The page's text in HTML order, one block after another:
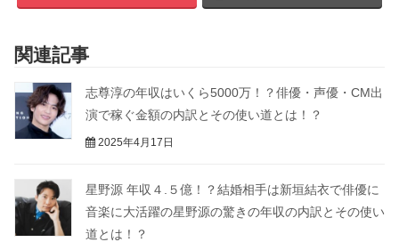
関連記事
志尊淳の年収はいくら5000万！？俳優・声優・CM出
演で稼ぐ金額の内訳とその使い道とは！？
2025年4月17日
星野源 年収４.５億！？結婚相手は新垣結衣で俳優に
音楽に大活躍の星野源の驚きの年収の内訳とその使い
道とは！？